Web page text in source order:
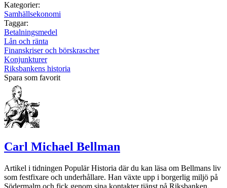
Kategorier:
Samhällsekonomi
Taggar:
Betalningsmedel
Lån och ränta
Finanskriser och börskrascher
Konjunkturer
Riksbankens historia
Spara som favorit
Carl Michael Bellman
Artikel i tidningen Populär Historia där du kan läsa om Bellmans liv
som festfixare och underhållare. Han växte upp i borgerlig miljö på
Södermalm och fick genom sina kontakter tjänst på Riks­banken.